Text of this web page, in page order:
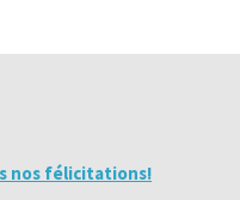
nos félicitations!